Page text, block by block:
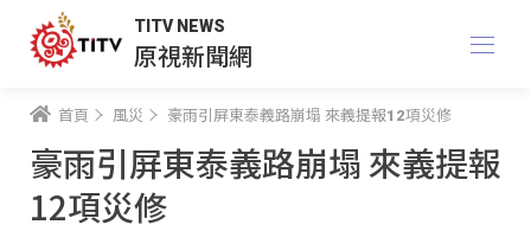
TITV NEWS
原視新聞網
首頁 風災 豪雨引屏東泰義路崩塌 來義提報12項災修
豪雨引屏東泰義路崩塌 來義提報
12項災修